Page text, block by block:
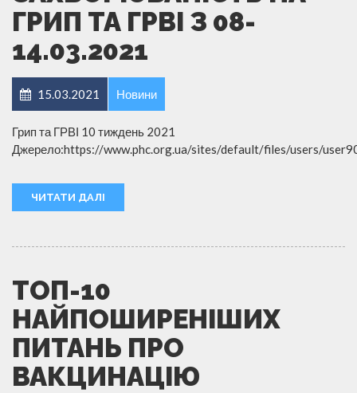
ГРИП ТА ГРВІ З 08-
14.03.2021
15.03.2021 Новини
Грип та ГРВІ 10 тиждень 2021
Джерело:https://www.phc.org.ua/sites/default/files/users/
ЧИТАТИ ДАЛІ
ТОП-10
НАЙПОШИРЕНІШИХ
ПИТАНЬ ПРО
ВАКЦИНАЦІЮ